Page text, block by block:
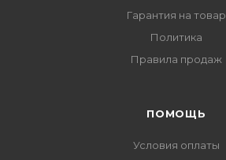
Гарантия на товар
Политика
Правила продаж
ПОМОЩЬ
Условия оплаты